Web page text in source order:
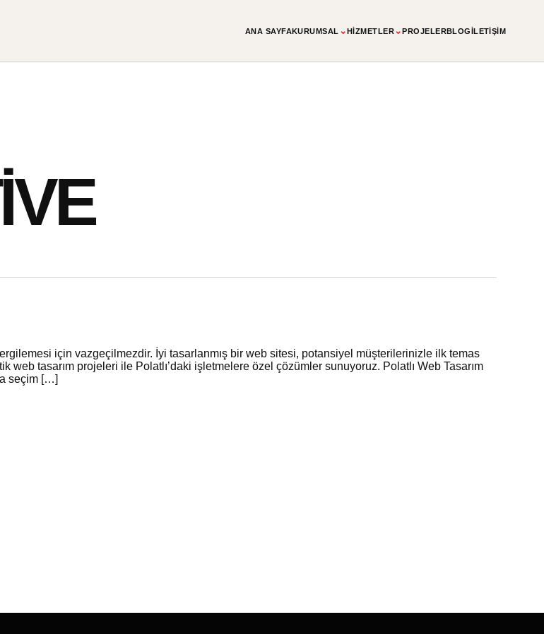
ANA SAYFAKURUMSAL ⌄HIZMETLER⌄PROJELERBLOGİLETIŞIM
için vazgeçilmezdir. İyi tasarlanmış bir web sitesi, potansiyel müşterilerinizle ilk temas
web tasarım projeleri ile Polatlı’daki işletmelere özel çözümler sunuyoruz. Polatlı Web Tasarım
seçim […]